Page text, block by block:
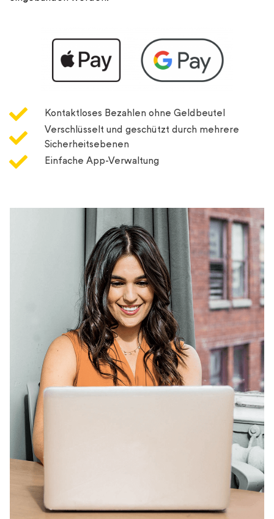
Kontaktloses Bezahlen ohne Geldbeutel
Verschlüsselt und geschützt durch mehrere
Sicherheitsebenen
Einfache App-Verwaltung